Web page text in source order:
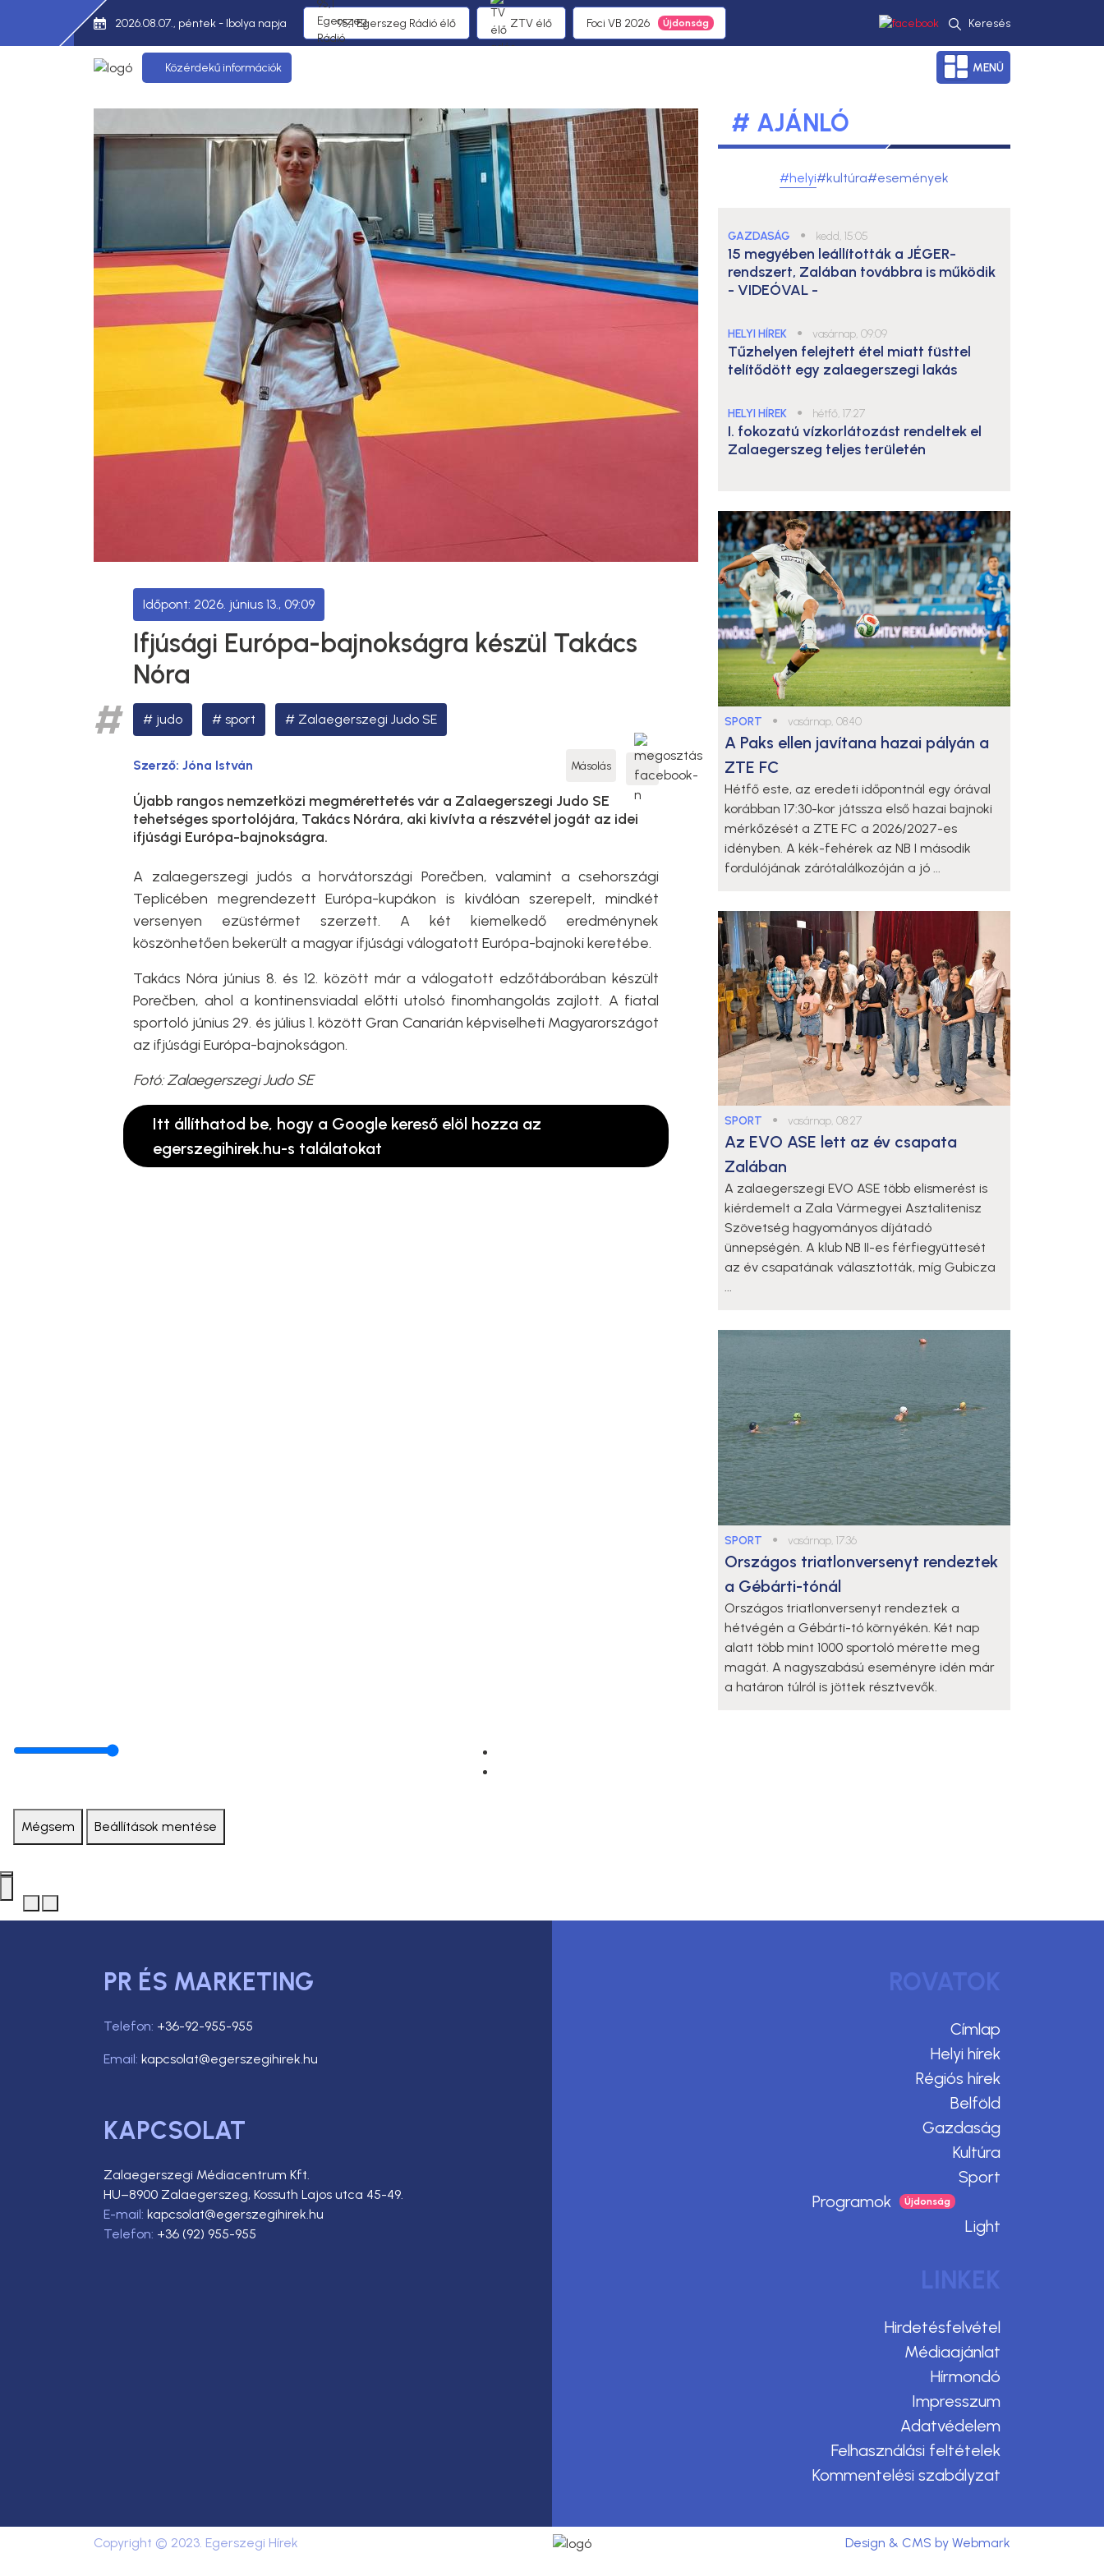
2026.08.07., péntek - Ibolya napja 95,1 Egerszeg Rádió élő ZTV élő Foci VB 2026 Keresés
Közérdekű információk MENÜ
2026. június 13., 09:09
Ifjúsági Európa-bajnokságra készül Takács
Nóra
judo sport Zalaegerszegi Judo SE
Szerző: Jóna István Másolás
Újabb rangos nemzetközi megmérettetés vár a Zalaegerszegi Judo SE
tehetséges sportolójára, Takács Nórára, aki kivívta a részvétel jogát az idei
ifjúsági Európa-bajnokságra.
A zalaegerszegi judós a horvátországi Porečben, valamint a csehországi
Teplicében megrendezett Európa-kupákon is kiválóan szerepelt, mindkét
versenyen ezüstérmet szerzett. A két kiemelkedő eredménynek
köszönhetően bekerült a magyar ifjúsági válogatott Európa-bajnoki keretébe.
Takács Nóra június 8. és 12. között már a válogatott edzőtáborában készült
Porečben, ahol a kontinensviadal előtti utolsó finomhangolás zajlott. A fiatal
sportoló június 29. és július 1. között Gran Canarián képviselheti Magyarországot
az ifjúsági Európa-bajnokságon.
Fotó: Zalaegerszegi Judo SE
Itt állíthatod be, hogy a Google kereső elöl hozza az
egerszegihirek.hu-s találatokat
# AJÁNLÓ
#helyi#kultúra#események
GAZDASÁG ● kedd, 15:05
15 megyében leállították a JÉGER-
rendszert, Zalában továbbra is működik
- VIDEÓVAL -
HELYI HÍREK ● vasárnap, 09:09
Tűzhelyen felejtett étel miatt füsttel
telítődött egy zalaegerszegi lakás
HELYI HÍREK ● hétfő, 17:27
I. fokozatú vízkorlátozást rendeltek el
Zalaegerszeg teljes területén
SPORT ● vasárnap, 08:40
A Paks ellen javítana hazai pályán a
ZTE FC
Hétfő este, az eredeti időpontnál egy órával
korábban 17:30-kor játssza első hazai bajnoki
mérkőzését a ZTE FC a 2026/2027-es
idényben. A kék-fehérek az NB I második
fordulójának zárótalálkozóján a jó ...
SPORT ● vasárnap, 08:27
Az EVO ASE lett az év csapata
Zalában
A zalaegerszegi EVO ASE több elismerést is
kiérdemelt a Zala Vármegyei Asztalitenisz
Szövetség hagyományos díjátadó
ünnepségén. A klub NB II-es férfiegyüttesét
az év csapatának választották, míg Gubicza
...
SPORT ● vasárnap, 17:36
Országos triatlonversenyt rendeztek
a Gébárti-tónál
Országos triatlonversenyt rendeztek a
hétvégén a Gébárti-tó környékén. Két nap
alatt több mint 1000 sportoló mérette meg
magát. A nagyszabású eseményre idén már
a határon túlról is jöttek résztvevők.
Mégsem Beállítások mentése
PR ÉS MARKETING
Telefon: +36-92-955-955
Email: kapcsolat@egerszegihirek.hu
KAPCSOLAT
Zalaegerszegi Médiacentrum Kft.
HU–8900 Zalaegerszeg, Kossuth Lajos utca 45-49.
E-mail: kapcsolat@egerszegihirek.hu
Telefon: +36 (92) 955-955
ROVATOK
Címlap
Helyi hírek
Régiós hírek
Belföld
Gazdaság
Kultúra
Sport
Programok
Light
LINKEK
Hirdetésfelvétel
Médiaajánlat
Hírmondó
Impresszum
Adatvédelem
Felhasználási feltételek
Kommentelési szabályzat
Copyright © 2023. Egerszegi Hírek Design & CMS by Webmark